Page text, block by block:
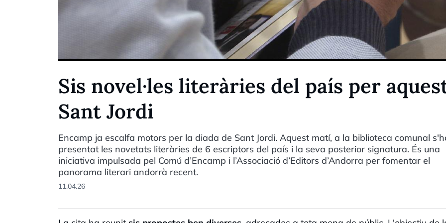
Sis novel·les literàries del país per
Sant Jordi
Encamp ja escalfa motors per la diada de Sant Jordi. Aquest matí, a la biblioteca comunal
presentat les novetats literàries de 6 escriptors del país i la seva posterior signatura. És una
iniciativa impulsada pel Comú d’Encamp i l’Associació d’Editors d’Andorra per fomentar el
panorama literari andorrà recent.
11.04.26